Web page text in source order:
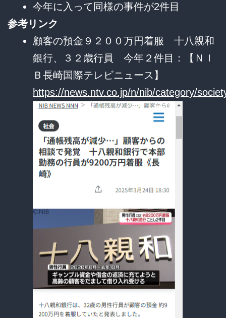
今年に入って同様の事件が2件目
参考リンク
顧客の預金９２００万円着服 十八親和
銀行、３２歳行員 今年２件目：【ＮＩ
Ｂ長崎国際テレビニュース】
https://news.ntv.co.jp/n/nib/category/